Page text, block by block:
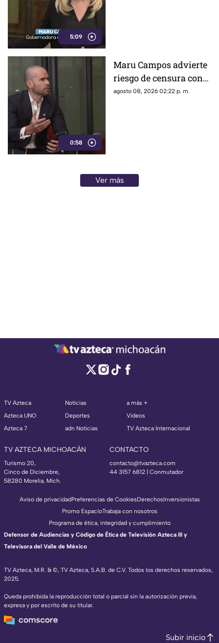
5:09
0:58
Maru Campos advierte
riesgo de censura con
nuevos lineamientos
agosto 08, 2026 02:22 p. m.
Ver más
TV Azteca
Azteca UNO
Azteca 7
Noticias
Deportes
adn Noticias
a más +
Videos
TV Azteca Internacional
TV AZTECA MICHOACÁN
Turismo 20,
Cinco de Diciembre,
58280 Morelia, Mich.
CONTACTO
contacto@tvazteca.com
44 3157 6812 | Conmutador
TV Azteca, M.R. & ©, TV Azteca, S.A.B. de C.V. Todos los derechos reservados,
2025.
Queda prohibida la reproducción total o parcial sin la autorización previa,
expresa y por escrito de su titular.
Aviso de privacidadPreferencias de CookiesDerechosInversionistas
Promo EspacioTrabaja con nosotros
Programa de ética, integridad y cumplimiento
Defensor de Audiencias y Código de Ética de Televisión Azteca III y
Televisora del Valle de México
Subir inicio